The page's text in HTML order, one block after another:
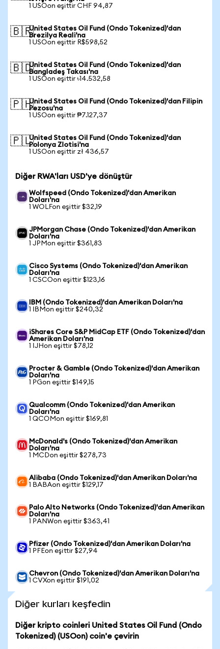
1 USOon eşittir CHF 94,87
🇧🇷United States Oil Fund (Ondo Tokenized)'dan
Brezilya Reali'na
1 USOon eşittir R$598,52
🇧🇩United States Oil Fund (Ondo Tokenized)'dan
Bangladeş Takası'na
1 USOon eşittir ৳14.532,58
🇵🇭United States Oil Fund (Ondo Tokenized)'dan Filipin
Pezosu'na
1 USOon eşittir ₱7.127,37
🇵🇱United States Oil Fund (Ondo Tokenized)'dan
Polonya Zlotisi'na
1 USOon eşittir zł 436,57
Diğer RWA'ları USD'ye dönüştür
Wolfspeed (Ondo Tokenized)'dan Amerikan
Doları'na
1 WOLFon eşittir $32,19
JPMorgan Chase (Ondo Tokenized)'dan Amerikan
Doları'na
1 JPMon eşittir $361,83
Cisco Systems (Ondo Tokenized)'dan Amerikan
Doları'na
1 CSCOon eşittir $123,16
IBM (Ondo Tokenized)'dan Amerikan Doları'na
1 IBMon eşittir $240,32
iShares Core S&P MidCap ETF (Ondo Tokenized)'dan
Amerikan Doları'na
1 IJHon eşittir $78,12
Procter & Gamble (Ondo Tokenized)'dan Amerikan
Doları'na
1 PGon eşittir $149,15
Qualcomm (Ondo Tokenized)'dan Amerikan
Doları'na
1 QCOMon eşittir $169,81
McDonald's (Ondo Tokenized)'dan Amerikan
Doları'na
1 MCDon eşittir $278,73
Alibaba (Ondo Tokenized)'dan Amerikan Doları'na
1 BABAon eşittir $129,17
Palo Alto Networks (Ondo Tokenized)'dan Amerikan
Doları'na
1 PANWon eşittir $363,41
Pfizer (Ondo Tokenized)'dan Amerikan Doları'na
1 PFEon eşittir $27,94
Chevron (Ondo Tokenized)'dan Amerikan Doları'na
1 CVXon eşittir $191,02
Diğer kurları keşfedin
Diğer kripto coinleri United States Oil Fund (Ondo
Tokenized) (USOon) coin'e çevirin